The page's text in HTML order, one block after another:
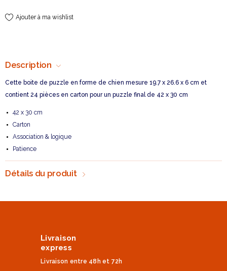
Ajouter à ma wishlist
Description
Cette boite de puzzle en forme de chien mesure 19.7 x 26.6 x 6 cm et
contient 24 pièces en carton pour un puzzle final de 42 x 30 cm
42 x 30 cm
Carton
Association & logique
Patience
Détails du produit
Livraison
express
Livraison entre 48h et 72h